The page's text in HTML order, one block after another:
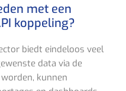
met een
koppeling?
biedt eindeloos veel
data via de
kunnen